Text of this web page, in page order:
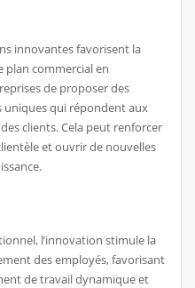
innovantes favorisent la
plan commercial en
de proposer des
uniques qui répondent aux
clients. Cela peut renforcer
et ouvrir de nouvelles
l’innovation stimule la
des employés, favorisant
de travail dynamique et